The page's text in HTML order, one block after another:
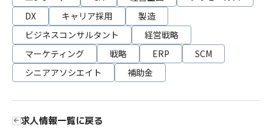
DX
キャリア採用
製造
ビジネスコンサルタント
経営戦略
マーケティング
戦略 ERP
SCM
シニアアソシエイト
補助金
求人情報一覧に戻る